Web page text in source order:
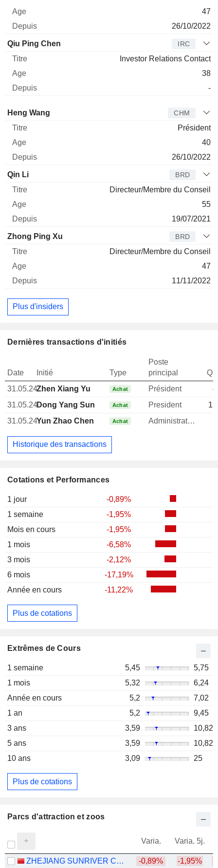
Cotations et Performances
1 jour
-0,89%
1 semaine
-1,95%
Mois en cours
-1,95%
1 mois
-6,58%
3 mois
-2,12%
6 mois
-17,19%
Année en cours
-11,22%
Plus de cotations
Extrêmes de Cours
1 semaine 5,45
5,75
1 mois
5,32
6,24
Année en cours
5,2
7,02
1 an
5,2
9,45
3 ans
3,59
10,82
5 ans
3,59
10,82
10 ans
3,09 25
Plus de cotations
47
26/10/2022
Qiu Ping Chen IRC
Investor Relations Contact
38
-
Administrateur
Heng Wang CHM
Président
40
26/10/2022
Qin Li BRD
Directeur/Membre du Conseil
55
19/07/2021
Zhong Ping Xu BRD
Directeur/Membre du Conseil
47
11/11/2022
Plus d'insiders
Dernières transactions d'initiés
Date Initié Type
Poste
principal
31.05.24Zhen Xiang Yu Achat Président
31.05.24Dong Yang Sun Achat President
31.05.24Yun Zhao Chen Achat Administrateur
Historique des transactions
Parcs d'attraction et zoos
Varia. Varia. 5j.
ZHEJIANG SUNRIVER CULTURE TOURISM CO.,LTD. -0,89% -1,95%